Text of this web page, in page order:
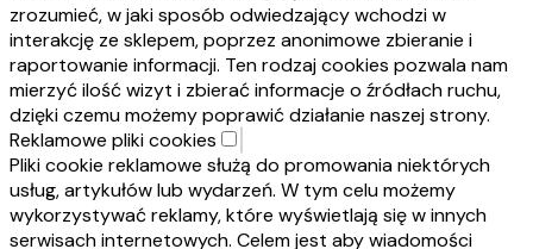
zrozumieć, w jaki sposób odwiedzający wchodzi w
interakcję ze sklepem, poprzez anonimowe zbieranie i
raportowanie informacji. Ten rodzaj cookies pozwala nam
mierzyć ilość wizyt i zbierać informacje o źródłach ruchu,
dzięki czemu możemy poprawić działanie naszej strony.
Reklamowe pliki cookies
Pliki cookie reklamowe służą do promowania niektórych
usług, artykułów lub wydarzeń. W tym celu możemy
wykorzystywać reklamy, które wyświetlają się w innych
serwisach internetowych. Celem jest aby wiadomości